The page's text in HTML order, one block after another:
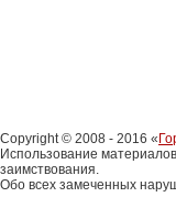
Copyright © 2008 - 2016 «
Использование
заимствования.
Обо всех замеченных